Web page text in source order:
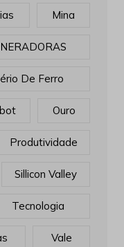
Mina
De Ferro
Ouro
Produtividade
Sillicon Valley
Tecnologia
Vale